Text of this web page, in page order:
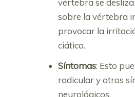
vértebra se
sobre la vértebra
provocar la
ciático.
Síntomas: Esto
radicular y otros
neurológicos.